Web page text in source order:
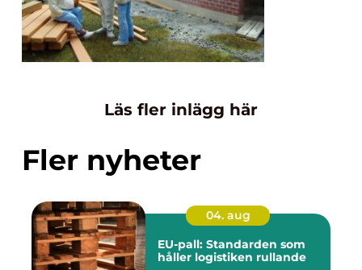
Läs fler inlägg här
Fler nyheter
04. aug
EU-pall: Standarden som
håller logistiken rullande